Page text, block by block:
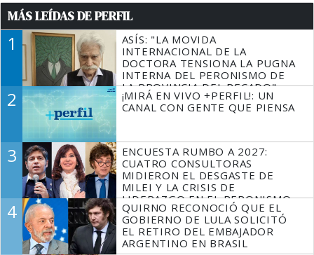
MÁS LEÍDAS DE PERFIL
1
ASÍS: "LA MOVIDA
INTERNACIONAL DE LA
DOCTORA TENSIONA LA PUGNA
INTERNA DEL PERONISMO DE
LA PROVINCIA DEL PECADO"
2
¡MIRÁ EN VIVO +PERFIL!: UN
CANAL CON GENTE QUE PIENSA
3
ENCUESTA RUMBO A 2027:
CUATRO CONSULTORAS
MIDIERON EL DESGASTE DE
MILEI Y LA CRISIS DE
LIDERAZGO EN EL PERONISMO
4
QUIRNO RECONOCIÓ QUE EL
GOBIERNO DE LULA SOLICITÓ
EL RETIRO DEL EMBAJADOR
ARGENTINO EN BRASIL